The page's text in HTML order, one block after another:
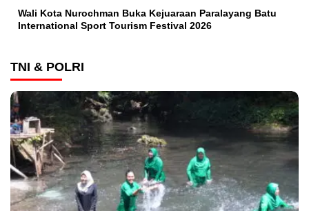
Wali Kota Nurochman Buka Kejuaraan Paralayang Batu
International Sport Tourism Festival 2026
TNI & POLRI